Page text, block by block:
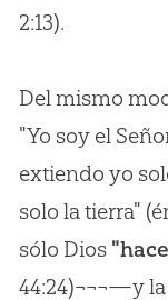
2:13).
Del mismo
"Yo soy el
extiendo yo
solo la tierra"
sólo Dios
44:24)¬¬¬—y